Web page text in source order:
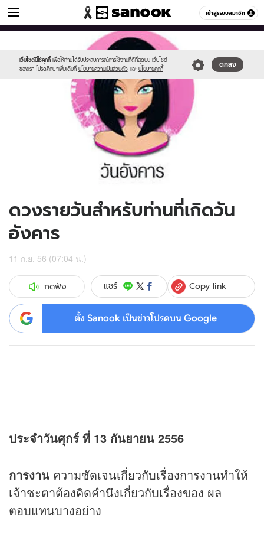
เข้าสู่ระบบสมาชิก
ดูดวง หมวดอื่นๆ
เว็บไซต์นี้ใช้คุกกี้ เพื่อให้ท่านได้รับประสบการณ์การใช้งานที่ดีที่สุดบน เว็บไซต์
ของเรา โปรดศึกษาเพิ่มเติมที่ นโยบายความเป็นส่วนตัว และ นโยบายคุกกี้
ตกลง
//s.isanook.com/sr/0/images/logo-
sanook.png
//s.isanook.com/ho/0/ud/10/51309/170-
ดวงรายวันสำหรับท่านที่เกิดวัน
อังคาร
11 ก.ย. 56 (07:04 น.)
กดฟัง แชร์ Copy link
ตั้ง Sanook เป็นข่าวโปรดบน Google
ประจำวันศุกร์ ที่ 13 กันยายน 2556
การงาน ความชัดเจนเกี่ยวกับเรื่องการงานทำให้
เจ้าชะตาต้องคิดคำนึงเกี่ยวกับเรื่องของ ผล
ตอบแทนบางอย่าง